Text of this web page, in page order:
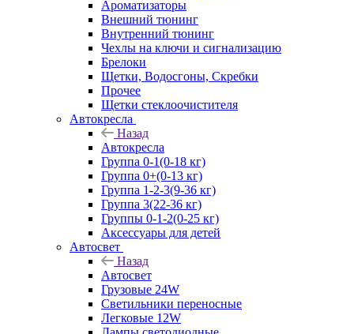
Ароматизаторы
Внешний тюнинг
Внутренний тюнинг
Чехлы на ключи и сигнализацию
Брелоки
Щетки, Водосгоны, Скребки
Прочее
Щетки стеклоочистителя
Автокресла
Назад
Автокресла
Группа 0-1(0-18 кг)
Группа 0+(0-13 кг)
Группа 1-2-3(9-36 кг)
Группа 3(22-36 кг)
Группы 0-1-2(0-25 кг)
Аксессуары для детей
Автосвет
Назад
Автосвет
Грузовые 24W
Светильники переносные
Легковые 12W